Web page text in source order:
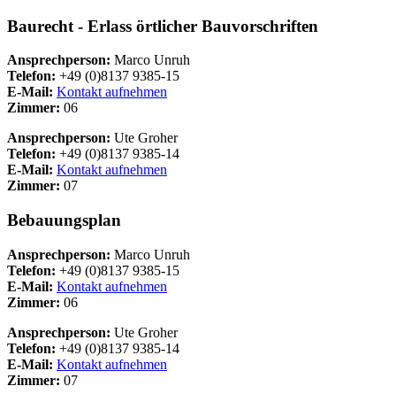
Baurecht - Erlass örtlicher Bauvorschriften
Ansprechperson: Marco Unruh
Telefon: +49 (0)8137 9385-15
E-Mail: Kontakt aufnehmen
Zimmer: 06
Ansprechperson: Ute Groher
Telefon: +49 (0)8137 9385-14
E-Mail: Kontakt aufnehmen
Zimmer: 07
Bebauungsplan
Ansprechperson: Marco Unruh
Telefon: +49 (0)8137 9385-15
E-Mail: Kontakt aufnehmen
Zimmer: 06
Ansprechperson: Ute Groher
Telefon: +49 (0)8137 9385-14
E-Mail: Kontakt aufnehmen
Zimmer: 07